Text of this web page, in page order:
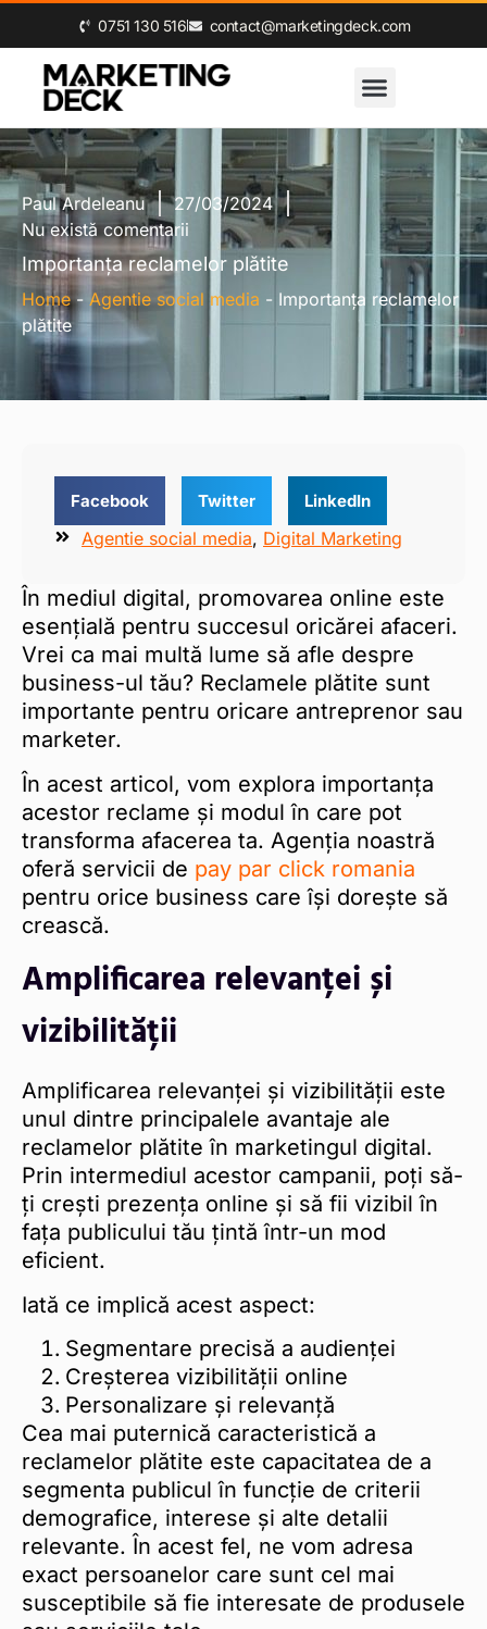
0‪751 130 516‬ contact@marketingdeck.com
Paul Ardeleanu
27/03/2024
Nu există comentarii
Importanța reclamelor plătite
Home- Agentie social media - Importanța reclamelor
plătite
Agentie social media, Digital Marketing
Facebook Twitter LinkedIn
În mediul digital, promovarea online este
esențială pentru succesul oricărei afaceri.
Vrei ca mai multă lume să afle despre
business-ul tău? Reclamele plătite sunt
importante pentru oricare antreprenor sau
marketer.
În acest articol, vom explora importanța
acestor reclame și modul în care pot
transforma afacerea ta. Agenția noastră
oferă servicii de pay par click romania
pentru orice business care își dorește să
crească.
Amplificarea relevanței și
vizibilității
Amplificarea relevanței și vizibilității este
unul dintre principalele avantaje ale
reclamelor plătite în marketingul digital.
Prin intermediul acestor campanii, poți să-
ți crești prezența online și să fii vizibil în
fața publicului tău țintă într-un mod
eficient.
Iată ce implică acest aspect:
Segmentare precisă a audienței
Creșterea vizibilității online
Personalizare și relevanță
Cea mai puternică caracteristică a
reclamelor plătite este capacitatea de a
segmenta publicul în funcție de criterii
demografice, interese și alte detalii
relevante. În acest fel, ne vom adresa
exact persoanelor care sunt cel mai
susceptibile să fie interesate de produsele